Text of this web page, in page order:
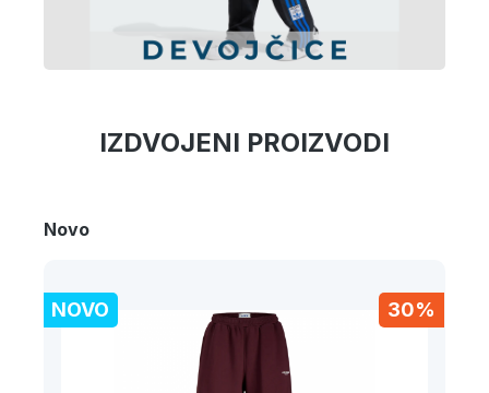
IZDVOJENI PROIZVODI
Novo
30%
NOVO